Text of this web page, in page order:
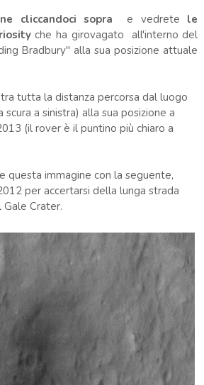
cliccandoci sopra e vedrete le
che ha girovagato all'interno del
Bradbury" alla sua posizione attuale
tutta la distanza percorsa dal luogo
a sinistra) alla sua posizione a
(il rover è il puntino più chiaro a
questa immagine con la seguente,
per accertarsi della lunga strada
Crater.